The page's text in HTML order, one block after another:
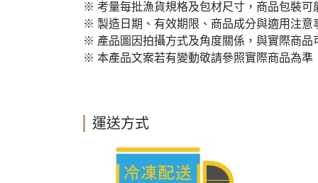
※ 考量每批漁貨規格及包材尺寸，商品包裝可
※ 製造日期、有效期限、商品成分與適用注意
※ 產品圖因拍攝方式及角度關係，與實際商品
※ 本產品文案若有變動敬請參照實際商品為準
運送方式